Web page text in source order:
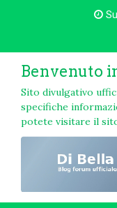
Benvenuto
Sito divulgativo
specifiche
potete visitare il